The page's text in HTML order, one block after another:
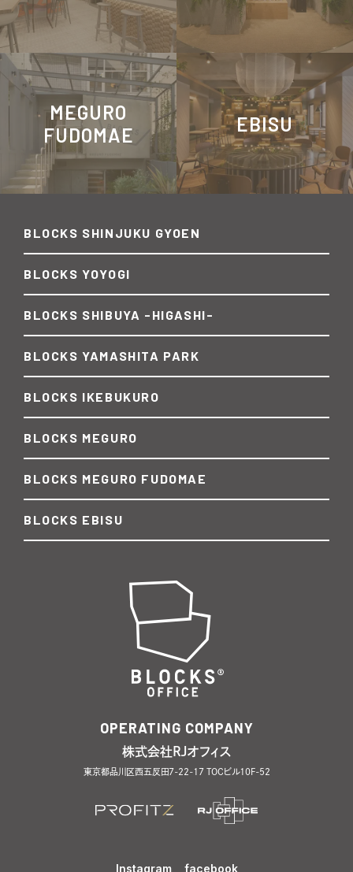
MEGURO
FUDOMAE
EBISU
BLOCKS SHINJUKU GYOEN
BLOCKS YOYOGI
BLOCKS SHIBUYA -HIGASHI-
BLOCKS YAMASHITA PARK
BLOCKS IKEBUKURO
BLOCKS MEGURO
BLOCKS MEGURO FUDOMAE
BLOCKS EBISU
OPERATING COMPANY
株式会社RJオフィス
東京都品川区西五反田7-22-17 TOCビル10F-52
Instagram facebook